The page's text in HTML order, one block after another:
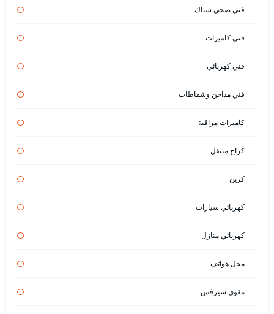
فني صحي سباك
فني كاميرات
فني كهربائي
فني مداخن وشفاطات
كاميرات مراقبة
كراج متنقل
كرين
كهربائي سيارات
كهربائي منازل
محل هواتف
مقوي سيرفس